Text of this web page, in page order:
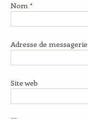
Nom *
Adresse de messagerie
Site web